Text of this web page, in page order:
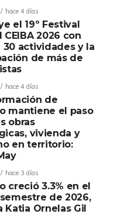
hace 4 días
el 19º Festival
CEIBA 2026 con
30 actividades y la
de más de
hace 4 días
de
mantiene el paso
obras
vivienda y
en territorio:
hace 3 días
creció 3.3% en el
de 2026,
Katia Ornelas Gil